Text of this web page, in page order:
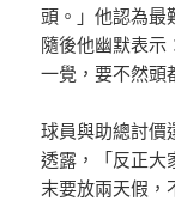
頭。」他認為最
隨後他幽默表示
一覺，要不然頭
球員與助總討價
透露，「反正大
末要放兩天假，